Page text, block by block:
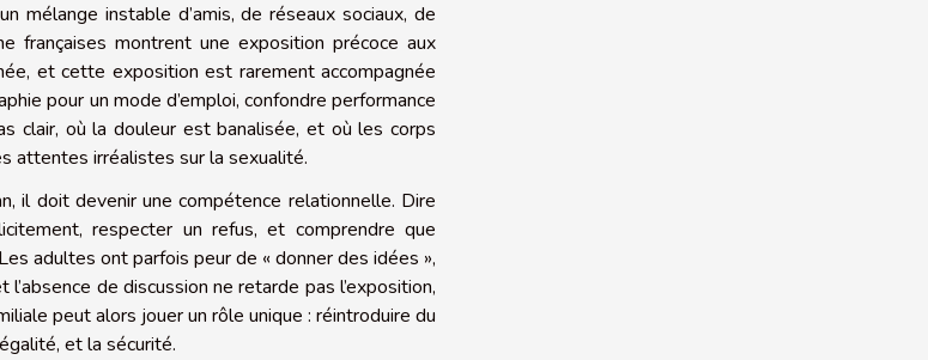
mélange instable d’amis, de réseaux sociaux, de
françaises montrent une exposition précoce aux
et cette exposition est rarement accompagnée
pour un mode d’emploi, confondre performance
clair, où la douleur est banalisée, et où les corps
attentes irréalistes sur la sexualité.
il doit devenir une compétence relationnelle. Dire
respecter un refus, et comprendre que
adultes ont parfois peur de « donner des idées »,
de discussion ne retarde pas l’exposition,
peut alors jouer un rôle unique : réintroduire du
et la sécurité.